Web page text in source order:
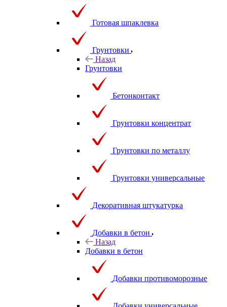
Готовая шпаклевка
Грунтовки
Назад
Грунтовки
Бетонконтакт
Грунтовки концентрат
Грунтовки по металлу
Грунтовки универсальные
Декоративная штукатурка
Добавки в бетон
Назад
Добавки в бетон
Добавки противоморозные